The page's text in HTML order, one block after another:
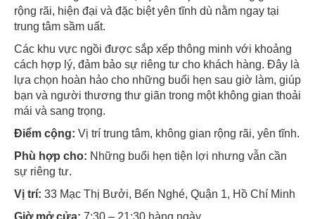
rộng rãi, hiện đại và đặc biệt yên tĩnh dù nằm ngay tại
trung tâm sầm uất.
Các khu vực ngồi được sắp xếp thông minh với khoảng
cách hợp lý, đảm bảo sự riêng tư cho khách hàng. Đây là
lựa chọn hoàn hảo cho những buổi hẹn sau giờ làm, giúp
bạn và người thương thư giãn trong một không gian thoải
mái và sang trọng.
Điểm cộng: Vị trí trung tâm, không gian rộng rãi, yên tĩnh.
Phù hợp cho: Những buổi hẹn tiện lợi nhưng vẫn cần
sự riêng tư.
Vị trí: 33 Mạc Thị Bưởi, Bến Nghé, Quận 1, Hồ Chí Minh